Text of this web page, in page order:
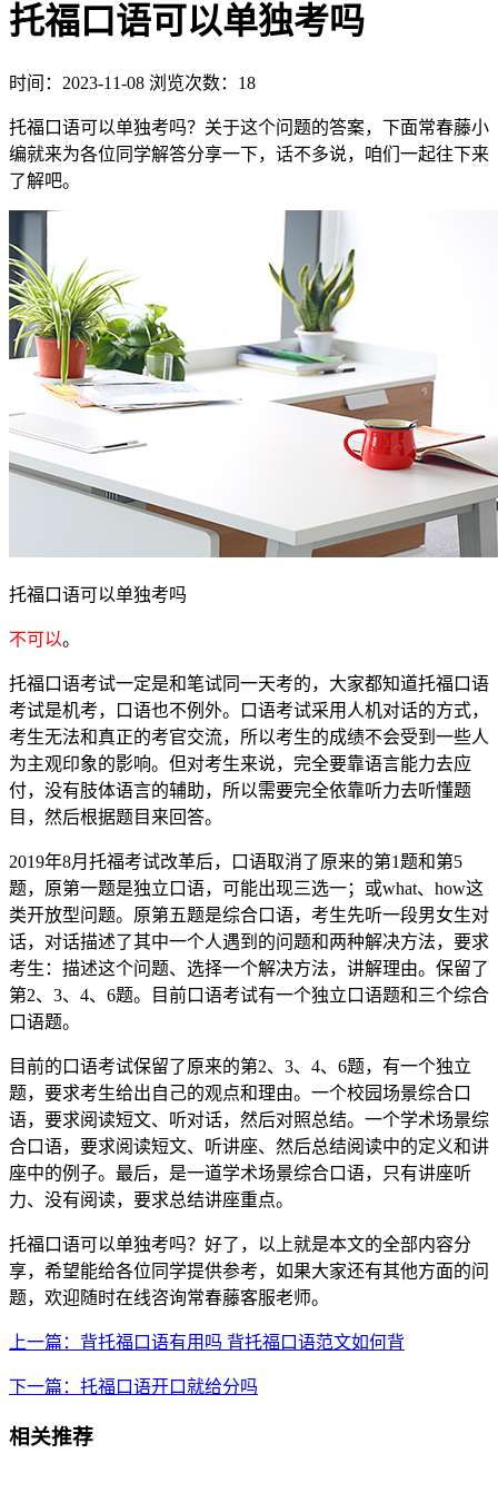
托福口语可以单独考吗
时间：2023-11-08 浏览次数：18
托福口语可以单独考吗？关于这个问题的答案，下面常春藤小
编就来为各位同学解答分享一下，话不多说，咱们一起往下来
了解吧。
托福口语可以单独考吗
不可以。
托福口语考试一定是和笔试同一天考的，大家都知道托福口语
考试是机考，口语也不例外。口语考试采用人机对话的方式，
考生无法和真正的考官交流，所以考生的成绩不会受到一些人
为主观印象的影响。但对考生来说，完全要靠语言能力去应
付，没有肢体语言的辅助，所以需要完全依靠听力去听懂题
目，然后根据题目来回答。
2019年8月托福考试改革后，口语取消了原来的第1题和第5
题，原第一题是独立口语，可能出现三选一；或what、how这
类开放型问题。原第五题是综合口语，考生先听一段男女生对
话，对话描述了其中一个人遇到的问题和两种解决方法，要求
考生：描述这个问题、选择一个解决方法，讲解理由。保留了
第2、3、4、6题。目前口语考试有一个独立口语题和三个综合
口语题。
目前的口语考试保留了原来的第2、3、4、6题，有一个独立
题，要求考生给出自己的观点和理由。一个校园场景综合口
语，要求阅读短文、听对话，然后对照总结。一个学术场景综
合口语，要求阅读短文、听讲座、然后总结阅读中的定义和讲
座中的例子。最后，是一道学术场景综合口语，只有讲座听
力、没有阅读，要求总结讲座重点。
托福口语可以单独考吗？好了，以上就是本文的全部内容分
享，希望能给各位同学提供参考，如果大家还有其他方面的问
题，欢迎随时在线咨询常春藤客服老师。
上一篇：背托福口语有用吗 背托福口语范文如何背
下一篇：托福口语开口就给分吗
相关推荐